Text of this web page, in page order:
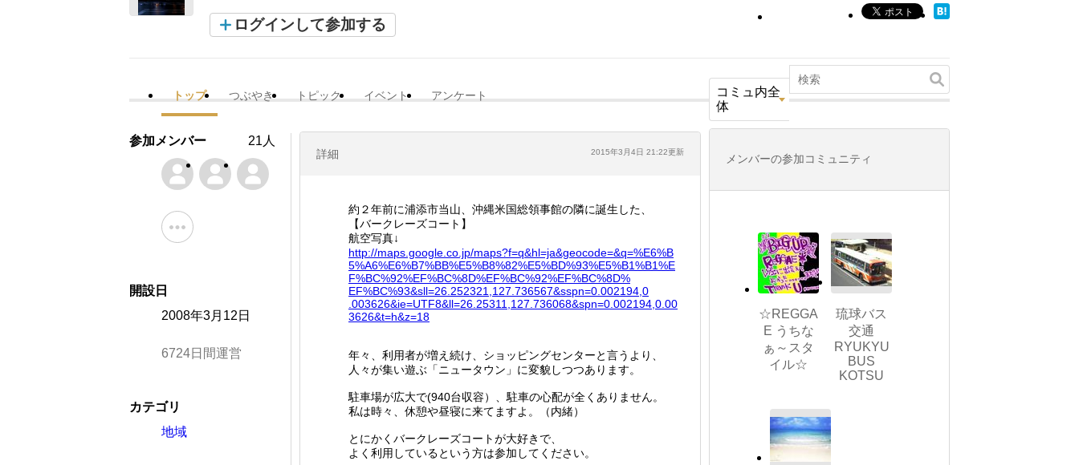
ログインして参加する
トップ つぶやき トピック イベント アンケート
コミュ内全
体
詳細 2015年3月4日 21:22更新
約２年前に浦添市当山、沖縄米国総領事館の隣に誕生した、
【バークレーズコート】
航空写真↓
http://maps.google.co .jp/maps?f=q&hl=ja&geocode=&q=%E6%B
5%A6%E6%B7%BB%E5%B8%82%E5%BD%93%E5%B1%B1%E
F%BC%92%EF%BC%8D%EF%BC%92%EF%BC%8D%
EF%BC%93&sll=26.252321,127.736567&sspn=0.002194,0
.003626&ie=UTF8&ll=26 .25311, 127.736068&spn=0.002194,0.00
3626&t=h&z=18
年々、利用者が増え続け、ショッピングセンターと言うより、
人々が集い遊ぶ「ニュータウン」に変貌しつつあります。
駐車場が広大で(940台収容）、駐車の心配が全くありません。
私は時々、休憩や昼寝に来てますよ。（内緒）
とにかくバークレーズコートが大好きで、
よく利用しているという方は参加してください。
参加メンバー 21人
開設日
2008年3月12日
6724日間運営
カテゴリ
地域
メンバーの参加コミュニティ
☆REGGA
E うちな
ぁ～スタ
イル☆
琉球バス
交通
RYUKYU
BUS
KOTSU